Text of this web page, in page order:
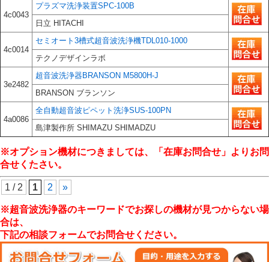
4c0043
プラズマ洗浄装置SPC-100B
日立 HITACHI
4c0014
セミオート3槽式超音波洗浄機TDL010-1000
テクノデザインラボ
3e2482
超音波洗浄器BRANSON M5800H-J
BRANSON ブランソン
4a0086
全自動超音波ピペット洗浄SUS-100PN
島津製作所 SHIMAZU SHIMADZU
※オプション機材につきましては、「在庫お問合せ」よりお問
合せくたさい。
1 / 2 1 2 »
※超音波洗浄器のキーワードでお探しの機材が見つからない場
合は、
下記の相談フォームでお問合せください。